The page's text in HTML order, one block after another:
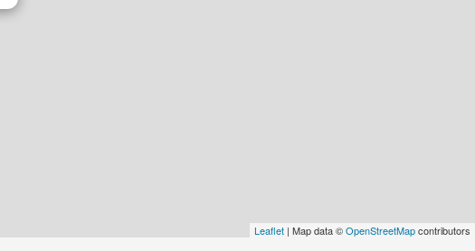
Leaflet | Map data ©OpenStreetMapcontributors